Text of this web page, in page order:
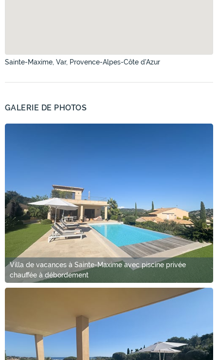
Sainte-Maxime, Var, Provence-Alpes-Côte d'Azur
GALERIE DE PHOTOS
Villa de vacances à Sainte-Maxime avec piscine privée
chauffée à débordement